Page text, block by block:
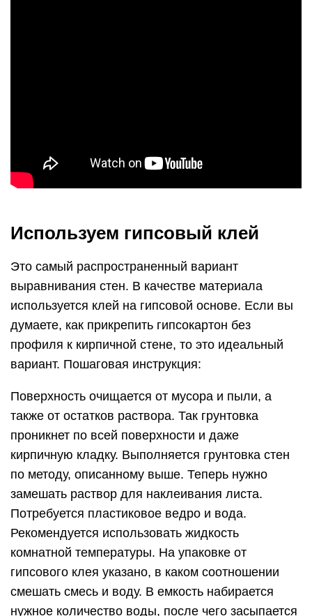
Используем гипсовый клей
Это самый распространенный вариант
выравнивания стен. В качестве материала
используется клей на гипсовой основе. Если вы
думаете, как прикрепить гипсокартон без
профиля к кирпичной стене, то это идеальный
вариант. Пошаговая инструкция:
Поверхность очищается от мусора и пыли, а
также от остатков раствора. Так грунтовка
проникнет по всей поверхности и даже
кирпичную кладку. Выполняется грунтовка стен
по методу, описанному выше. Теперь нужно
замешать раствор для наклеивания листа.
Потребуется пластиковое ведро и вода.
Рекомендуется использовать жидкость
комнатной температуры. На упаковке от
гипсового клея указано, в каком соотношении
смешать смесь и воду. В емкость набирается
нужное количество воды, после чего засыпается